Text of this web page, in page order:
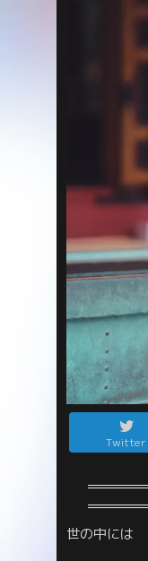
Twitter
世の中には